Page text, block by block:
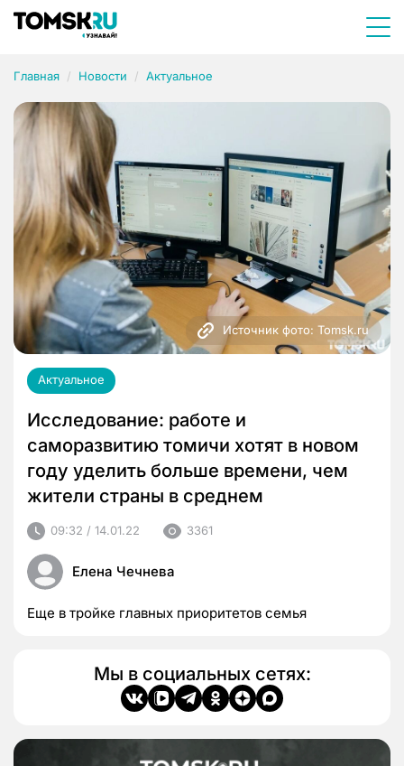
Главная Новости Актуальное
Источник фото: Tomsk.ru
Актуальное
Исследование: работе и
саморазвитию томичи хотят в новом
году уделить больше времени, чем
жители страны в среднем
09:32 / 14.01.22 3361
Елена Чечнева
Еще в тройке главных приоритетов семья
Мы в социальных сетях: